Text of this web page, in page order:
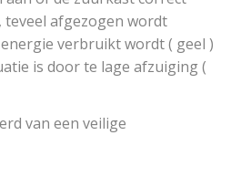
afgezogen wordt
verbruikt wordt ( geel )
is door te lage afzuiging (
van een veilige